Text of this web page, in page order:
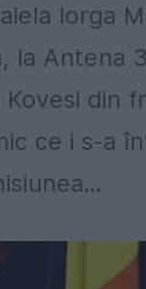
Iorga
la Antena
din
ce i s-a